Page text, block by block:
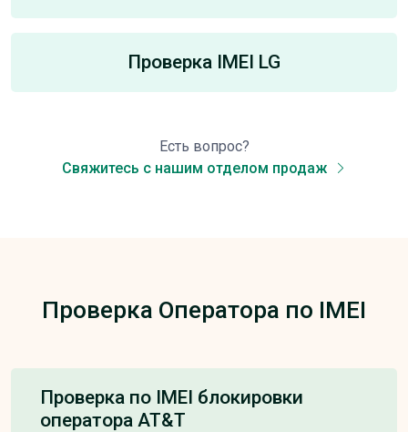
Проверка IMEI LG
Есть вопрос?
Свяжитесь с нашим отделом продаж
Проверка Оператора по IMEI
Проверка по IMEI блокировки
оператора AT&T